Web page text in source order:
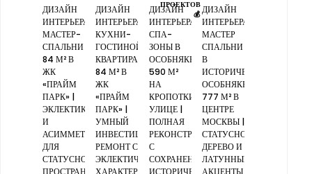
ПРОЕКТОВ
💰
ДИЗАЙН
ИНТЕРЬЕРА
МАСТЕР-
СПАЛЬНИ
84 М² В
ЖК
«ПРАЙМ
ПАРК» |
ЭКЛЕКТИКА
И
АСИММЕТРИЯ
ДЛЯ
СТАТУСНОГО
ПРОСТРАНСТВА
ДИЗАЙН
ИНТЕРЬЕРА
КУХНИ-
ГОСТИНОЙ,
КВАРТИРА
84 М² В
ЖК
«ПРАЙМ
ПАРК» |
УМНЫЙ
ИНВЕСТИЦИОННЫЙ
РЕМОНТ С
ЭКЛЕКТИЧНЫМ
ХАРАКТЕРОМ
ДИЗАЙН
ИНТЕРЬЕРА
СПА-
ЗОНЫ В
ОСОБНЯКЕ
590 М²
НА
КРОПОТКИНСКОЙ
УЛИЦЕ |
ПОЛНАЯ
РЕКОНСТРУКЦИЯ
С
СОХРАНЕНИЕМ
ИСТОРИЧЕСКОГО
ДИЗАЙН
ИНТЕРЬЕРА
МАСТЕР
СПАЛЬНИ
В
ИСТОРИЧЕСКОМ
ОСОБНЯКЕ
777 М² В
ЦЕНТРЕ
МОСКВЫ |
СТАТУСНОЕ
ДЕРЕВО И
ЛАТУННЫЕ
АКЦЕНТЫ